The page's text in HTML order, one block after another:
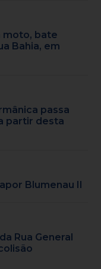
moto, bate
Bahia, em
passa
partir desta
Blumenau II
Rua General